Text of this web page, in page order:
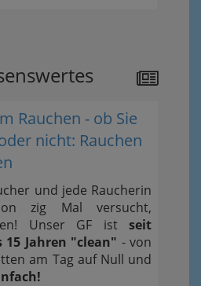
Rauchen - ob Sie
nicht: Rauchen
und jede Raucherin
zig Mal versucht,
Unser GF ist seit
15 Jahren "clean" - von
am Tag auf Null und